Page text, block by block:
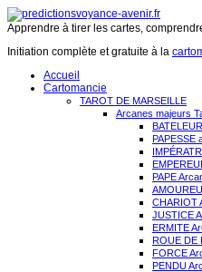
Apprendre à tirer les cartes,
Initiation complète et gratuite à la
Accueil
Cartomancie
TAROT DE MARSEILLE
Arcanes majeurs
PAPESSE
PAPE
CHARIOT
JUSTICE
ERMITE
ROUE DE
FORCE
PENDU